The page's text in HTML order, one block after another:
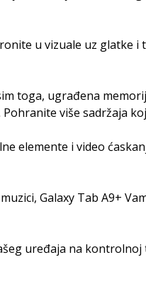
u vizuale uz glatke i
toga, ugrađena
više sadržaja
elemente i video
Galaxy Tab A9+
uređaja na